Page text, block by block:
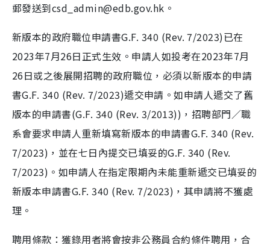
郵發送到csd_admin@edb.gov.hk。
新版本的政府職位申請書G.F. 340 (Rev. 7/2023)已在
2023年7月26日正式生效。申請人如投考在2023年7月
26日或之後展開招聘的政府職位，必須以新版本的申請
書G.F. 340 (Rev. 7/2023)遞交申請。如申請人遞交了舊
版本的申請書(G.F. 340 (Rev. 3/2013))，招聘部門／職
系會要求申請人重新填寫新版本的申請書G.F. 340 (Rev.
7/2023)，並在七日內提交已填妥的G.F. 340 (Rev.
7/2023)。如申請人在指定限期內未能重新遞交已填妥的
新版本申請書G.F. 340 (Rev. 7/2023)，其申請將不獲處
理。
聘用條款：獲錄用者將會按非公務員合約條件聘用，合